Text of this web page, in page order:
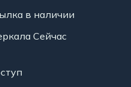
в наличии
Сейчас